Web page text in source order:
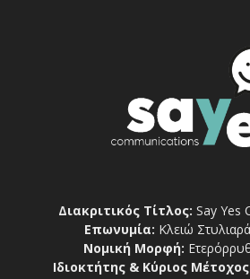
Διακριτικός Τίτλος: Say Yes
Επωνυμία: Κλειώ
Νομική Μορφή:
Ιδιοκτήτης & Κύριος